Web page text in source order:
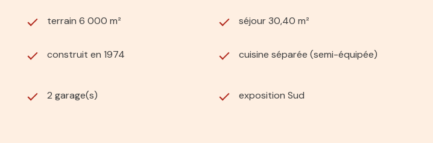
terrain 6 000 m² séjour 30,40 m²
construit en 1974 cuisine séparée (semi-équipée)
2 garage(s) exposition Sud